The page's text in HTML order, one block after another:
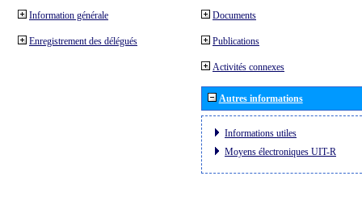
Information générale
Enregistrement des délégués
Documents
Publications
Activités connexes
Autres informations
Informations utiles
Moyens électroniques UIT-R